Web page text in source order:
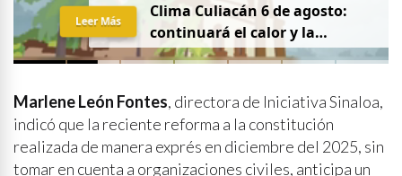
Clima Culiacán 6 de agosto:
continuará el calor y la
probabilidad de lluvia
Leer Más
Marlene León Fontes, directora de Iniciativa Sinaloa,
indicó que la reciente reforma a la constitución
realizada de manera exprés en diciembre del 2025, sin
tomar en cuenta a organizaciones civiles, anticipa un